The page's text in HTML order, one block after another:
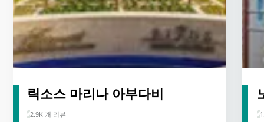
릭소스 마리나 아부다비
2.9K 개 리뷰